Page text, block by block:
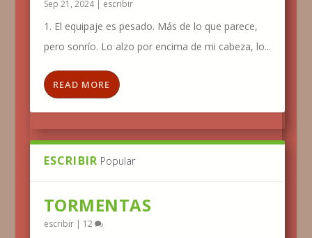
Sep 21, 2024| escribir
1. El equipaje es pesado. Más de lo que parece,
pero sonrío. Lo alzo por encima de mi cabeza, lo...
READ MORE
ESCRIBIR Popular
TORMENTAS
escribir| 12